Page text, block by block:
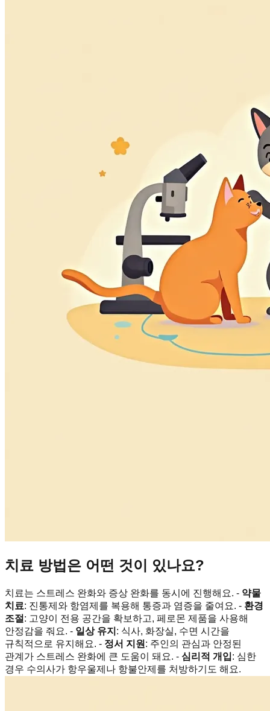
치료 방법은 어떤 것이 있나요?
치료는 스트레스 완화와 증상 완화를 동시에 진행해요. - 약물
치료: 진통제와 항염제를 복용해 통증과 염증을 줄여요. - 환경
조절 : 고양이 전용 공간을 확보하고, 페로몬 제품을 사용해
안정감을 줘요. - 일상 유지 : 식사, 화장실, 수면 시간을
규칙적으로 유지해요. - 정서 지원 : 주인의 관심과 안정된
관계가 스트레스 완화에 큰 도움이 돼요. - 심리적 개입: 심한
경우 수의사가 항우울제나 항불안제를 처방하기도 해요.